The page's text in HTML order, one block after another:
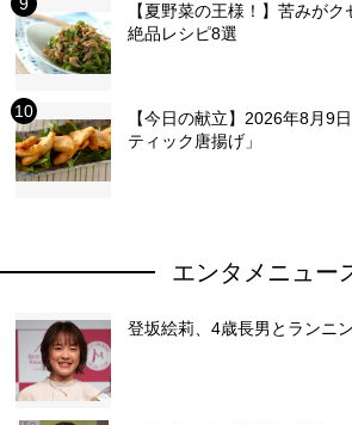
【夏野菜の王様！】苦みが
絶品レシピ8選
【今日の献立】2026年8月9
ティック唐揚げ」
エンタメニュー
登坂絵莉、4歳長男とランニ